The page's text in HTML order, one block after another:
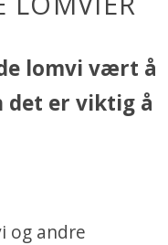
lomvi vært å
det er viktig å
og andre